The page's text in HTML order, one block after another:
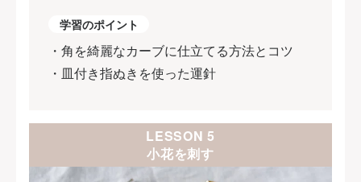
学習のポイント
・角を綺麗なカーブに仕立てる方法とコツ
・皿付き指ぬきを使った運針
LESSON 5
小花を刺す